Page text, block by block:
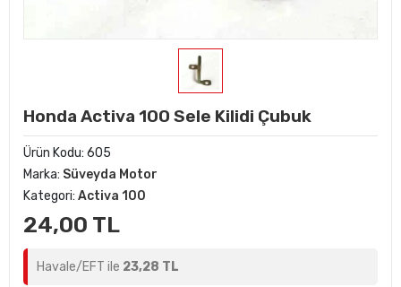
Honda Activa 100 Sele Kilidi Çubuk
Ürün Kodu: 605
Marka: Süveyda Motor
Kategori: Activa 100
24,00 TL
Havale/EFT ile 23,28 TL